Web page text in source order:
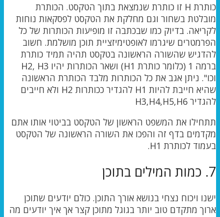
כותרת H זו כותרת שנמצאת בתוך הטקסט. הכותרת
מובלטת בשחור וגם מחלקת את הטקסט לפסקאות נוחות
לקריאה. בדיוק כמו שבכתבה זו מופיעות הכותרות של כל
הפרמטרים שיגרמו לאופטימיזציית תוכן מושלמת. חשוב
להדגיש שהשורה הראשונה בטקסט תהיה תמיד כותרת
ברמה 1 (כלומר כותרת H1) ושאר הכותרות יהיו H2, H3
וכו". ניתן אגב את כל הכותרות מלבד הכותרת הראשונה
שהיא חייבת להיות H1 להגדיר ככותרות H2 ולא חייבים
להגדיר H3,H4,H5,H6
תתחילו את המשפט הראשון של הטקסט בביטוי אותו אתם
מקדמים בדף זה והפכו את השורה הראשונה של הטקסט
בעמוד לכותרת H1.
7. כמות המילים בתוכן
ישנו ויכוח נצחי בנושא אורך התוכן. כולם יודעים שתוכן
ארוך מתקדם טוב יותר בגוגל מתוכן קצר אך איך יודעים מה